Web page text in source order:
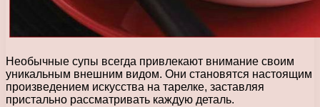
Необычные супы всегда привлекают внимание своим
уникальным внешним видом. Они становятся настоящим
произведением искусства на тарелке, заставляя
пристально рассматривать каждую деталь.